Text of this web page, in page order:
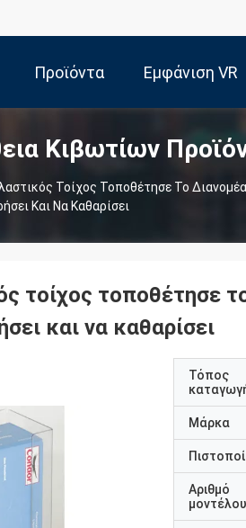
Προϊόντα Εμφάνιση VR
Κιβωτίων
Τοίχος Τοποθέτησε Το
Και Να Καθαρίσει
τοίχος τοποθέτησε
και να καθαρίσει
Τόπος
Μάρκα
Αριθμό
μοντέλου